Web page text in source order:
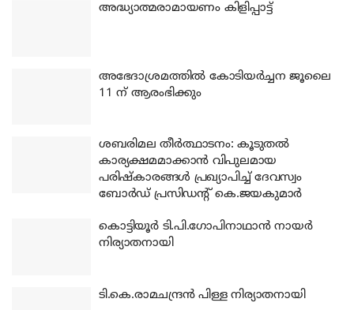
അദ്ധ്യാത്മരാമായണം കിളിപ്പാട്ട്
അഭേദാശ്രമത്തില്‍ കോടിയര്‍ച്ചന ജൂലൈ
11 ന് ആരംഭിക്കും
ശബരിമല തീര്‍ത്ഥാടനം: കൂടുതല്‍
കാര്യക്ഷമമാക്കാന്‍ വിപുലമായ
പരിഷ്‌കാരങ്ങള്‍ പ്രഖ്യാപിച്ച് ദേവസ്വം
ബോര്‍ഡ് പ്രസിഡന്റ് കെ.ജയകുമാര്‍
കൊട്ടിയൂര്‍ ടി.പി.ഗോപിനാഥാന്‍ നായര്‍
നിര്യാതനായി
ടി.കെ.രാമചന്ദ്രന്‍ പിള്ള നിര്യാതനായി